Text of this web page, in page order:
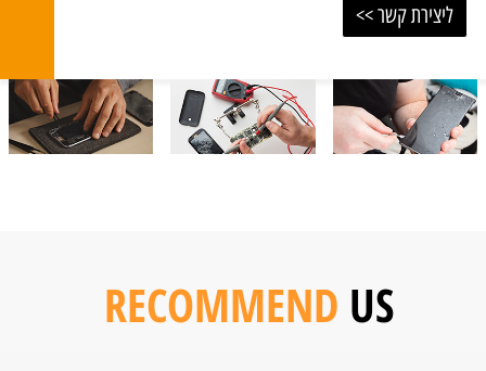
ליצירת קשר >>
RECOMMEND US